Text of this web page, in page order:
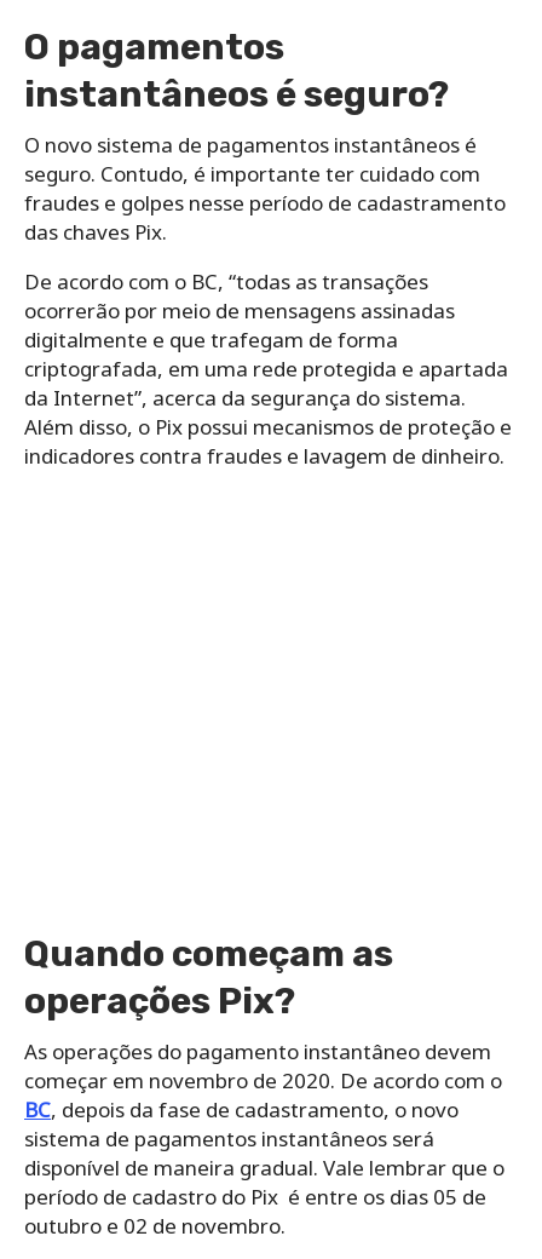
O pagamentos
instantâneos é seguro?
O novo sistema de pagamentos instantâneos é
seguro. Contudo, é importante ter cuidado com
fraudes e golpes nesse período de cadastramento
das chaves Pix.
De acordo com o BC, “todas as transações
ocorrerão por meio de mensagens assinadas
digitalmente e que trafegam de forma
criptografada, em uma rede protegida e apartada
da Internet”, acerca da segurança do sistema.
Além disso, o Pix possui mecanismos de proteção e
indicadores contra fraudes e lavagem de dinheiro.
Quando começam as
operações Pix?
As operações do pagamento instantâneo devem
começar em novembro de 2020. De acordo com o
BC, depois da fase de cadastramento, o novo
sistema de pagamentos instantâneos será
disponível de maneira gradual. Vale lembrar que o
período de cadastro do Pix é entre os dias 05 de
outubro e 02 de novembro.